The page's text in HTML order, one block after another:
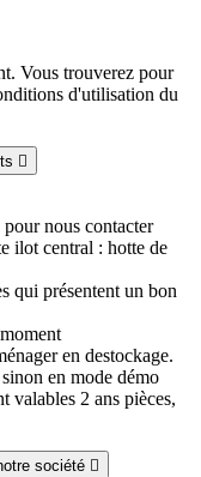
Vous trouverez pour
d'utilisation du

nous contacter
ilot central : hotte de
qui présentent un bon
en destockage.
en mode démo
valables 2 ans pièces,
société 